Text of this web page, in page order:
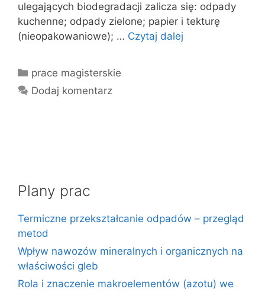
ulegających biodegradacji zalicza się: odpady
kuchenne; odpady zielone; papier i tekturę
(nieopakowaniowe); … Czytaj dalej
Kategorie
prace magisterskie
Dodaj komentarz
Plany prac
Termiczne przekształcanie odpadów – przegląd
metod
Wpływ nawozów mineralnych i organicznych na
właściwości gleb
Rola i znaczenie makroelementów (azotu) we